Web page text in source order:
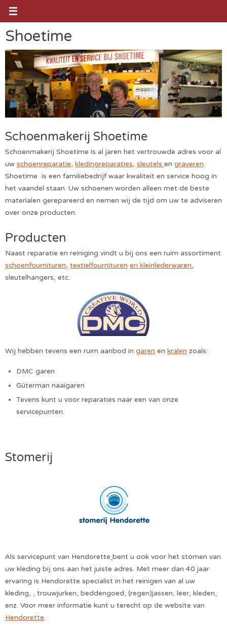
naar
de
inhoud
Shoetime
Schoenmakerij Shoetime
Schoenmakerij Shoetime is al jaren het vertrouwde adres voor al
uw schoenreparatie, kledingreparaties, sleutels en graveren.
Shoetime is een familiebedrijf waar kwaliteit en service hoog in
het vaandel staan. Uw schoenen worden alleen met de beste
materialen gerepareerd en nemen wij de tijd om uw te adviseren
over onze producten.
Producten
Naast reparatie en reiniging vindt u bij ons een ruim assortiment
schoenfournituren, textielfournituren en kleinlederwaren,
sleutelhangers, etc.
Wij hebben tevens een ruim aanbod in garen en kralen zoals:
DMC garen
Güterman naaigaren
Tevens kunt u voor reparaties naar een van onze
servicepunten.
Stomerij
Als servicepunt van Hendorette bent u ook voor het stomen van
uw kleding bij ons aan het juiste adres. Met meer dan 40 jaar
ervaring is Hendorette specialist in het reinigen van al uw
kleding, , trouwjurken, beddengoed, (regen)jassen, leer, kleden,
enz. Voor meer informatie kunt u terecht op de website van
Hendorette.